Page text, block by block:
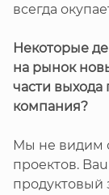
всегда
Некоторые
на рынок
части
компания?
Мы не видим
проектов.
продуктовый